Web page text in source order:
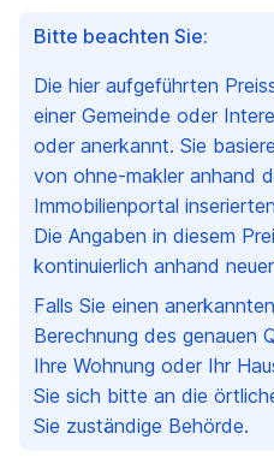
Bitte beachten Sie:
Die hier aufgeführten
einer Gemeinde oder
oder anerkannt. Sie
von ohne-makler anhand
Immobilienportal
Die Angaben in diesem
kontinuierlich anhand
Falls Sie einen
Berechnung des genauen
Ihre Wohnung oder Ihr
Sie sich bitte an die
Sie zuständige Behörde.